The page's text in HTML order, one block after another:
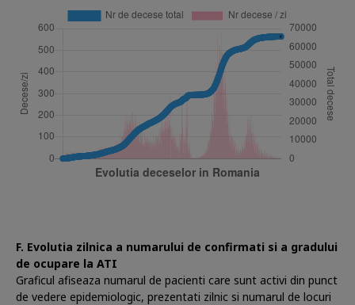
F. Evolutia zilnica a numarului de confirmati si a gradului
de ocupare la ATI
Graficul afiseaza numarul de pacienti care sunt activi din punct
de vedere epidemiologic, prezentati zilnic si numarul de locuri